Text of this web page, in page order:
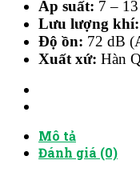
Áp suất: 7 –
Lưu lượng khí:
Độ ồn: 72 dB
Xuất xứ: Hàn
Mô tả
Đánh giá (0)